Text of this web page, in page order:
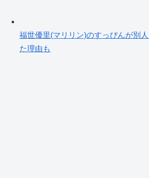
福世優里(マリリン)のすっぴんが別
た理由も